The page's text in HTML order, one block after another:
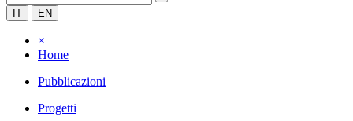
IT EN
×
Home
Pubblicazioni
Progetti